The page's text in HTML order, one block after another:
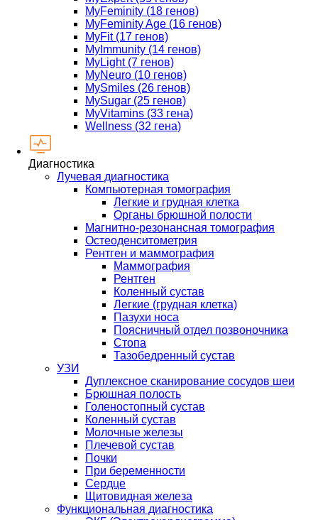
MyFeminity (18 генов)
MyFeminity Age (16 генов)
MyFit (17 генов)
MyImmunity (14 генов)
MyLight (7 генов)
MyNeuro (10 генов)
MySmiles (26 генов)
MySugar (25 генов)
MyVitamins (33 гена)
Wellness (32 гена)
Диагностика
Лучевая диагностика
Компьютерная томография
Легкие и грудная клетка
Органы брюшной полости
Магнитно-резонансная томография
Остеоденситометрия
Рентген и маммография
Маммография
Рентген
Коленный сустав
Легкие (грудная клетка)
Пазухи носа
Поясничный отдел позвоночника
Стопа
Тазобедренный сустав
УЗИ
Дуплексное сканирование сосудов шеи
Брюшная полость
Голеностопный сустав
Коленный сустав
Молочные железы
Плечевой сустав
Почки
При беременности
Сердце
Щитовидная железа
Функциональная диагностика